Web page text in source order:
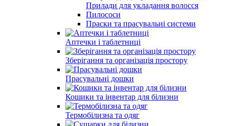
Прилади для укладання волосся
Пилососи
Праски та прасувальні системи
Аптечки і таблетниці
Зберігання та організація простору
Прасувальні дошки
Кошики та інвентар для білизни
Термобілизна та одяг